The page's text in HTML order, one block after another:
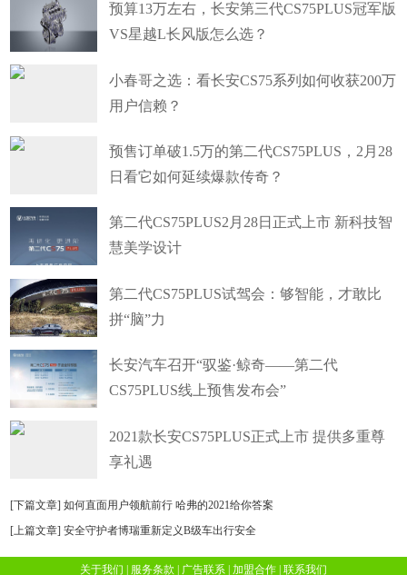
预算13万左右，长安第三代CS75PLUS冠军版
VS星越L长风版怎么选？
小春哥之选：看长安CS75系列如何收获200万
用户信赖？
预售订单破1.5万的第二代CS75PLUS，2月28
日看它如何延续爆款传奇？
第二代CS75PLUS2月28日正式上市 新科技智
慧美学设计
第二代CS75PLUS试驾会：够智能，才敢比
拼“脑”力
长安汽车召开“驭鉴·鲸奇——第二代
CS75PLUS线上预售发布会”
2021款长安CS75PLUS正式上市 提供多重尊
享礼遇
[下篇文章]如何直面用户领航前行 哈弗的2021给你答案
[上篇文章]安全守护者博瑞重新定义B级车出行安全
关于我们 服务条款 广告联系 加盟合作 联系我们